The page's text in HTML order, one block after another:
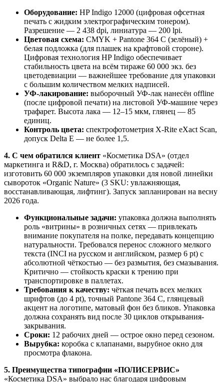
Оборудование: HP Indigo 12000 (цифровая офсетная
печать с жидким электрографическим тонером).
Разрешение — 2 438 dpi, линиатура — 200 lpi.
Цветовая схема: CMYK + Pantone 364 C (зелёный) +
белая подложка (для плашек на крафтовой стороне).
Цифровая технология HP Indigo обеспечивает
стабильность цвета на всём тираже 60 000 экз. без
цветодевиации — важнейшее требование для упаковки
с большим количеством мелких надписей.
УФ-лакирование: выборочный УФ-лак нанесён offline
(после цифровой печати) на листовой УФ-машине через
трафарет. Высота лака — 12–15 мкм, глянец — 85
единиц.
Контроль цвета: спектрофотометрия X-Rite eXact Scan,
допуск Delta E — не более 1,5.
4. С чем обратился клиент «Косметика DSA» (отдел
маркетинга и R&D, г. Москва) обратилось с задачей:
изготовить 60 000 экземпляров упаковки для новой линейки
сывороток «Organic Nature» (3 SKU: увлажняющая,
восстанавливающая, лифтинг). Запуск запланирован на весну
2026 года.
Функциональные задачи: упаковка должна выполнять
роль «витрины» в розничных сетях — привлекать
внимание покупателя на полке, передавать концепцию
натуральности. Требовался перенос сложного мелкого
текста (INCI на русском и английском, размер 6 pt) с
абсолютной чёткостью — без размытия, без смазывания.
Критично — стойкость краски к трению при
транспортировке в паллетах.
Требования к качеству: чёткая печать всех мелких
шрифтов (до 4 pt), точный Pantone 364 C, глянцевый
акцент на логотипе, матовый фон без бликов. Упаковка
должна сохранять вид после 30 циклов открывания-
закрывания.
Сроки: 12 рабочих дней — острое окно перед сезоном.
Вырубка: коробка с клапанами, вырубное окно для
просмотра флакона.
5. Преимущества типографии «ПОЛИСЕРВИС»
«Косметика DSA» выбрало нас благодаря цифровым